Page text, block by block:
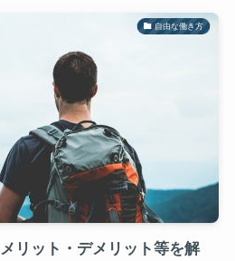
自由な働き方
リット・デメリット等を解